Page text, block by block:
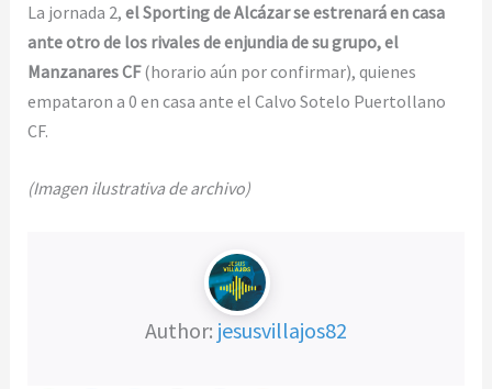
La jornada 2, el Sporting de Alcázar se estrenará en casa
ante otro de los rivales de enjundia de su grupo, el
Manzanares CF(horario aún por confirmar), quienes
empataron a 0 en casa ante el Calvo Sotelo Puertollano
CF.
(Imagen ilustrativa de archivo)
Author: jesusvillajos82